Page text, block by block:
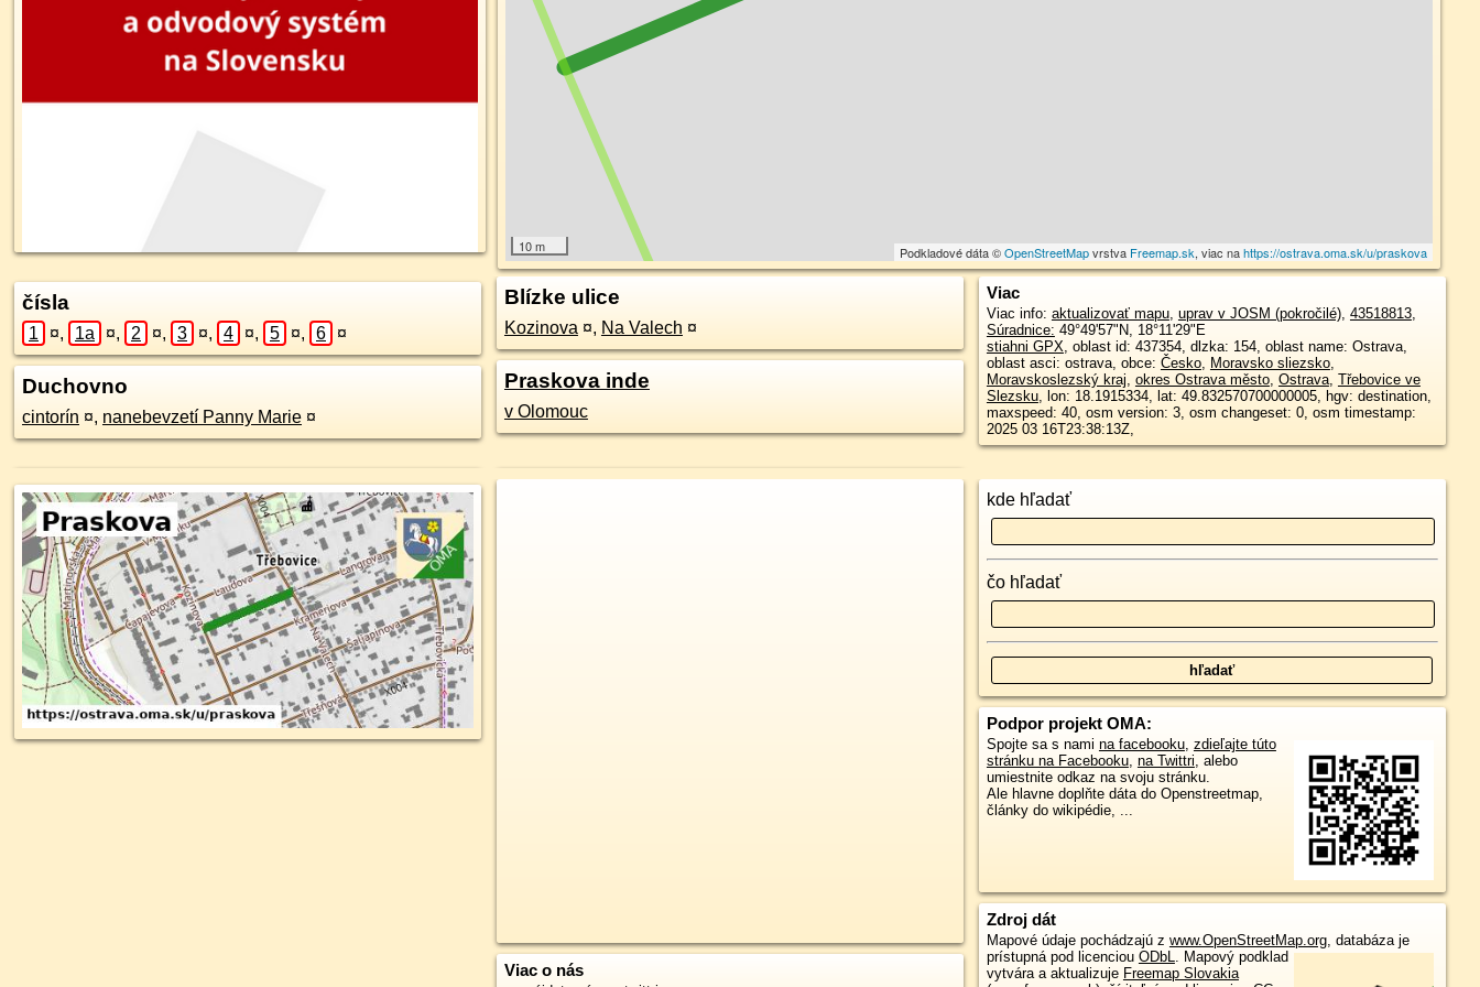
10 m Podkladové dáta ©OpenStreetMapvrstva Freemap.sk, viac nahttps://ostrava.oma.sk/u/praskova
čísla
1 ¤, 1a ¤, 2 ¤, 3 ¤, 4 ¤, 5 ¤, 6 ¤
Duchovno
cintorín ¤, nanebevzetí Panny Marie ¤
Blízke ulice
Kozinova ¤, Na Valech ¤
Praskova inde
v Olomouc
Viac
Viac info: aktualizovať mapu, uprav v JOSM (pokročilé), 43518813,
Súradnice: 49°49'57"N, 18°11'29"E
stiahni GPX, oblast id: 437354, dlzka: 154, oblast name: Ostrava,
oblast asci: ostrava, obce: Česko, Moravsko sliezsko,
Moravskoslezský kraj, okres Ostrava město, Ostrava, Třebovice ve
Slezsku, lon: 18.1915334, lat: 49.832570700000005, hgv: destination,
maxspeed: 40, osm version: 3, osm changeset: 0, osm timestamp:
2025 03 16T23:38:13Z,
Viac o nás
kde hľadať
čo hľadať
Podpor projekt OMA:
Spojte sa s nami na facebooku, zdieľajte túto
stránku na Facebooku, na Twittri, alebo
umiestnite odkaz na svoju stránku.
Ale hlavne doplňte dáta do Openstreetmap,
články do wikipédie, ...
Zdroj dát
Mapové údaje pochádzajú z www.OpenStreetMap.org, databáza je
prístupná pod licenciou ODbL. Mapový podklad
vytvára a aktualizuje Freemap Slovakia